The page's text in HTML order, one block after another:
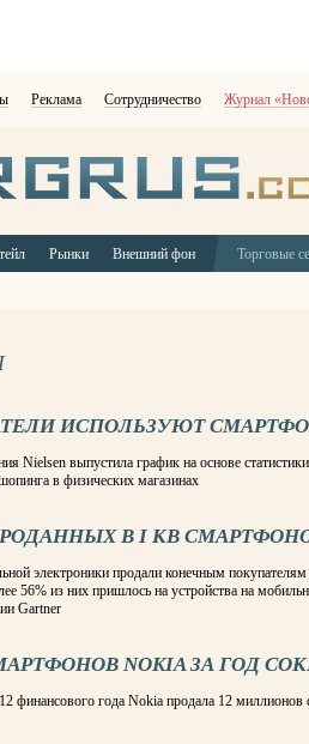
Реклама Сотрудничество Журнал
Рынки Внешний фон Торговые
ИСПОЛЬЗУЮТ
Nielsen выпустила график на основе
в физических магазинах
В I КВ
электроники продали конечным
56% из них пришлось на устройства на
Gartner
NOKIA ЗА ГОД
финансового года Nokia продала 12 миллионов